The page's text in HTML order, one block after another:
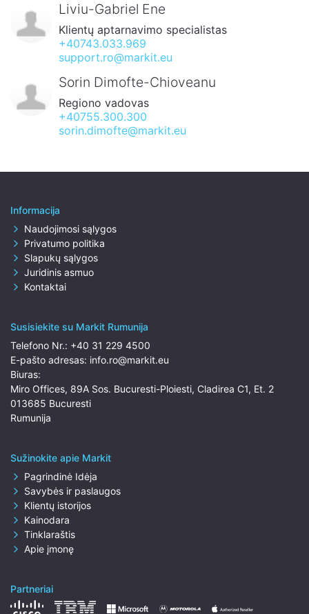
Liviu-Gabriel Ene
Klientų aptarnavimo specialistas
+40743.033.969
support.ro@markit.eu
Sorin Dimofte-Chioveanu
Regiono vadovas
+40755.300.300
sorin.dimofte@markit.eu
Informacija
Naudojimosi sąlygos
Privatumo politika
Slapukų sąlygos
Juridinis asmuo
Kontaktai
Susisiekite su Markit Rumunija
Telefono Nr.: +40 31 229 4500
E-pašto adresas: info.ro@markit.eu
Biuras:
Miro Offices, 89A Sos. Bucuresti-Ploiesti, Cladirea C1, Et. 2
013685 Bucuresti
Rumunija
Sužinokite apie Markit
Pagrindinė Idėja
Savybės ir paslaugos
Klientų istorijos
Kainodara
Tinklaraštis
Apie įmonę
Partneriai